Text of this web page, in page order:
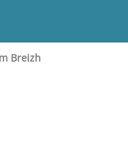
Breizh